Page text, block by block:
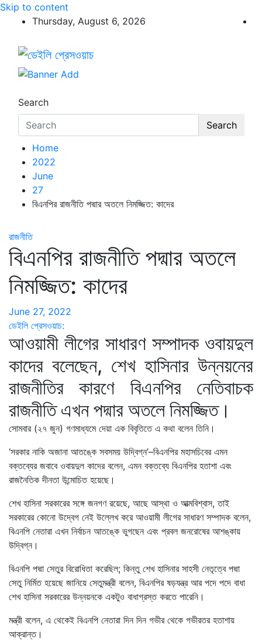
Skip to content
Thursday, August 6, 2026
ডেইলি প্রেসওয়াচ
ডেইলি প্রেসওয়াচ মুক্তিযুদ্ধের চেতনায় উদ্বুদ্ধ মুখপত্র
Search
Search
Home
2022
June
27
বিএনপির রাজনীতি পদ্মার অতলে নিমজ্জিত: কাদের
রাজনীতি
বিএনপির রাজনীতি পদ্মার অতলে
নিমজ্জিত: কাদের
June 27, 2022
ডেইলি প্রেসওয়াচ:
আওয়ামী লীগের সাধারণ সম্পাদক ওবায়দুল
কাদের বলেছেন, শেখ হাসিনার উন্নয়নের
রাজনীতির কারণে বিএনপির নেতিবাচক
রাজনীতি এখন পদ্মার অতলে নিমজ্জিত।
সোমবার (২৭ জুন) গণমাধ্যমে দেয়া এক বিবৃতিতে এ কথা বলেন তিনি।
‘সরকার নাকি অজানা আতঙ্কে সবসময় উদ্বিগ্ন’–বিএনপির মহাসচিবের এমন
বক্তব্যের জবাবে ওবায়দুল কাদের বলেন, এমন বক্তব্যে বিএনপির হতাশা এবং
রাজনৈতিক দীনতা উন্মোচিত হয়েছে।
শেখ হাসিনা সরকারের সঙ্গে জনগণ রয়েছে, আছে আস্থা ও আত্মবিশ্বাস, তাই
সরকারের কোনো উদ্বেগ নেই উল্লেখ করে আওয়ামী লীগের সাধারণ সম্পাদক বলেন,
বিএনপি নেতারা এখন নির্বাচন আতঙ্কে ভুগছেন এবং প্রবল জনরোষের আশঙ্কায়
উদ্বিগ্ন।
বিএনপি পদ্মা সেতুর বিরোধিতা করেছিল; কিন্তু শেখ হাসিনার সাহসী নেতৃত্বে পদ্মা
সেতু নির্মিত হয়েছে জানিয়ে সেতুমন্ত্রী বলেন, বিএনপির ষড়যন্ত্র আর পদে পদে বাধা
শেখ হাসিনা সরকারের উন্নয়নকে একটুও বাধাগ্রস্ত করতে পারেনি।
মন্ত্রী বলেন, এ থেকেই বিএনপি নেতারা দিন দিন গভীর থেকে গভীরতর হতাশায়
আক্রান্ত।